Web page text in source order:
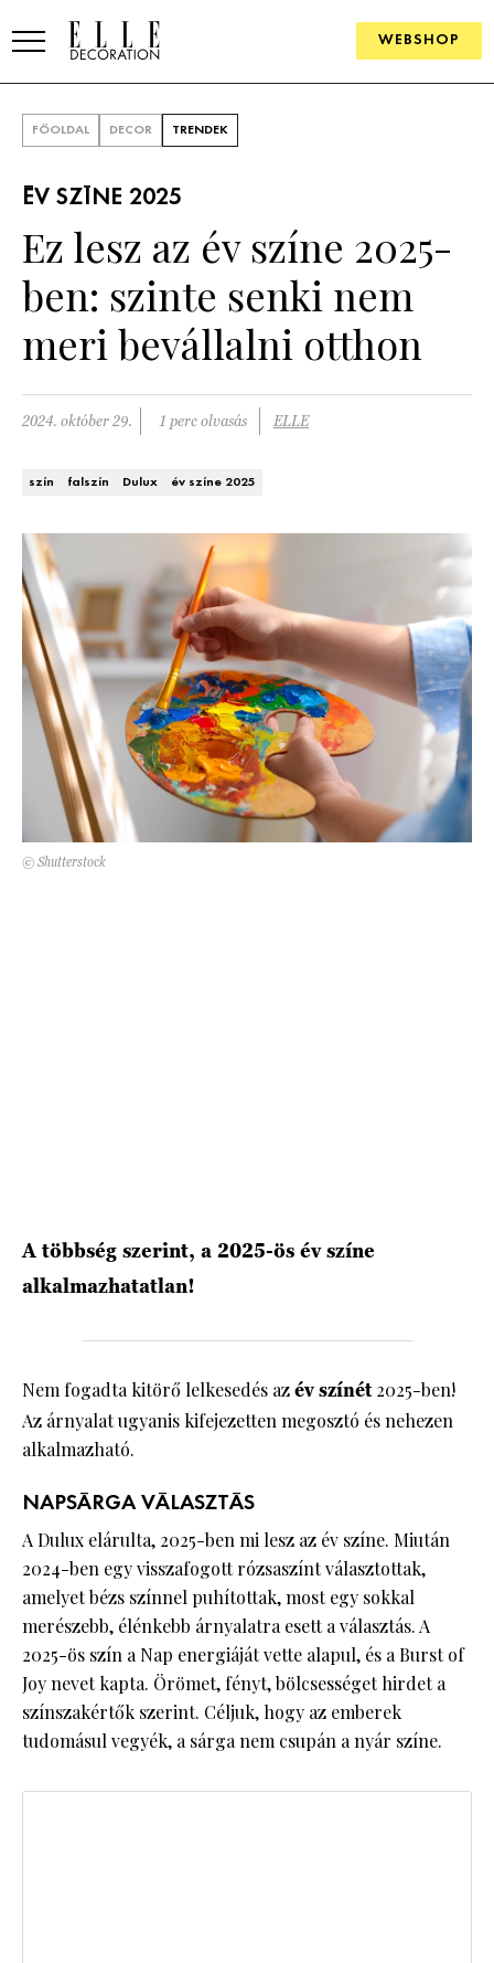
WEBSHOP
SZOBÁK
Konyha
Fürdőszoba
Nappali
ÖTLETEK
Szállodák és vendégházak WEBSHOP
FŐOLDAL DECOR TRENDEK
ÉV SZÍNE 2025
Ez lesz az év színe 2025-
ben: szinte senki nem
meri bevállalni otthon
2024. október 29. 1 perc olvasás ELLE
szín falszín Dulux év színe 2025
© Shutterstock
A többség szerint, a 2025-ös év színe
alkalmazhatatlan!
Nem fogadta kitörő lelkesedés azévszínét2025-ben!
Az árnyalat ugyanis kifejezetten megosztó és nehezen
alkalmazható.
NAPSÁRGA VÁLASZTÁS
A Dulux elárulta, 2025-ben mi lesz az év színe. Miután
2024-ben egy visszafogott rózsaszínt választottak,
amelyet bézs színnel puhítottak, most egy sokkal
merészebb, élénkebb árnyalatra esett a választás. A
2025-ös szín a Nap energiáját vette alapul, és a Burst of
Joy nevet kapta. Örömet, fényt, bölcsességet hirdet a
színszakértők szerint. Céljuk, hogy az emberek
tudomásul vegyék, a sárga nem csupán a nyár színe.